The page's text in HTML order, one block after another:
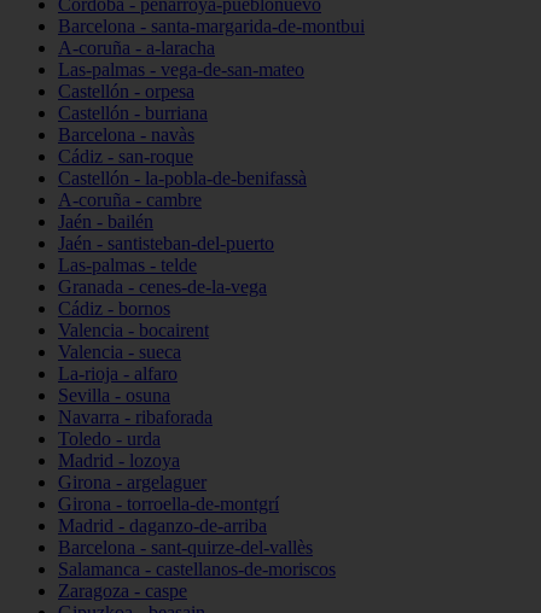
Córdoba - peñarroya-pueblonuevo
Barcelona - santa-margarida-de-montbui
A-coruña - a-laracha
Las-palmas - vega-de-san-mateo
Castellón - orpesa
Castellón - burriana
Barcelona - navàs
Cádiz - san-roque
Castellón - la-pobla-de-benifassà
A-coruña - cambre
Jaén - bailén
Jaén - santisteban-del-puerto
Las-palmas - telde
Granada - cenes-de-la-vega
Cádiz - bornos
Valencia - bocairent
Valencia - sueca
La-rioja - alfaro
Sevilla - osuna
Navarra - ribaforada
Toledo - urda
Madrid - lozoya
Girona - argelaguer
Girona - torroella-de-montgrí
Madrid - daganzo-de-arriba
Barcelona - sant-quirze-del-vallès
Salamanca - castellanos-de-moriscos
Zaragoza - caspe